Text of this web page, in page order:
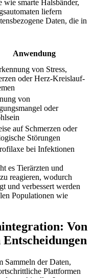
wie smarte Halsbänder,
liefern
Daten, die in
Anwendung
von Stress,
oder Herz-Kreislauf-
von
oder
auf Schmerzen oder
Störungen
bei Infektionen
es Tierärzten und
reagieren, wodurch
und verbessert werden
Populationen wie
Von
Sammeln der Daten,
Plattformen